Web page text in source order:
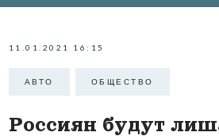
11.01.2021 16:15
АВТО ОБЩЕСТВО
Россиян будут